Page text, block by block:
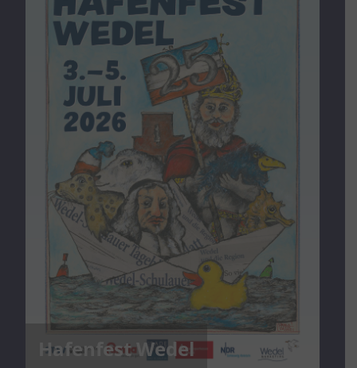
Hafenfest Wedel